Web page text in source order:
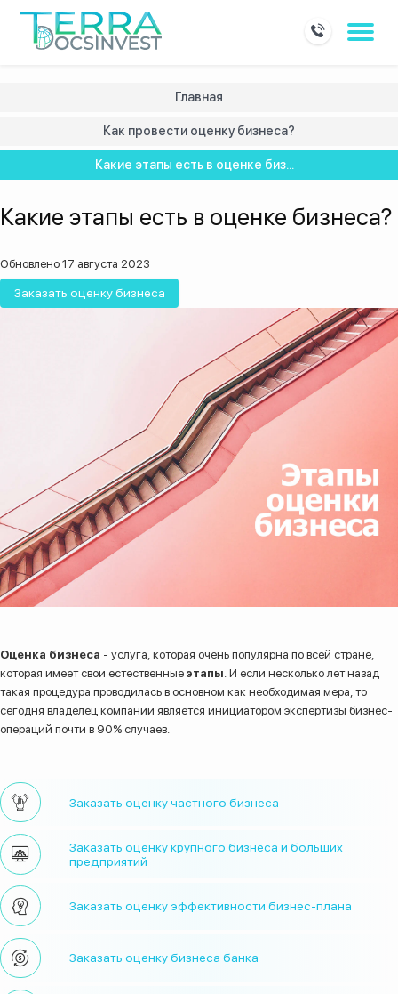
8 (800) 200-33-08
Бесплатный звонок по всей России
Главная
Как провести оценку бизнеса?
Какие этапы есть в оценке биз...
Какие этапы есть в оценке бизнеса?
Обновлено 17 августа 2023
Заказать оценку бизнеса
Оценка бизнеса - услуга, которая очень популярна по всей стране,
которая имеет свои естественные этапы . И если несколько лет назад
такая процедура проводилась в основном как необходимая мера, то
сегодня владелец компании является инициатором экспертизы бизнес-
операций почти в 90% случаев.
Заказать оценку частного бизнеса
Заказать оценку крупного бизнеса и больших
предприятий
Заказать оценку эффективности бизнес-плана
Заказать оценку бизнеса банка